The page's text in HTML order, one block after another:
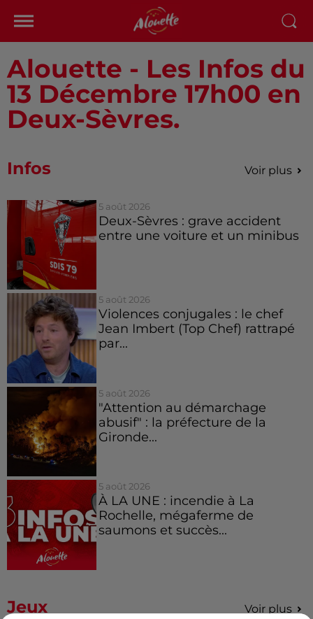
Alouette - Les Infos du
13 Décembre 17h00 en
Deux-Sèvres.
Infos Voir plus
5 août 2026
Deux-Sèvres : grave accident
entre une voiture et un minibus
5 août 2026
Violences conjugales : le chef
Jean Imbert (Top Chef) rattrapé
par...
5 août 2026
"Attention au démarchage
abusif" : la préfecture de la
Gironde...
5 août 2026
À LA UNE : incendie à La
Rochelle, mégaferme de
saumons et succès...
Jeux Voir plus